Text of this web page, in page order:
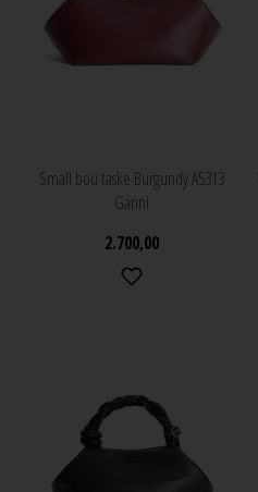
Small bou taske Burgundy A5313
Ganni
2.700,00